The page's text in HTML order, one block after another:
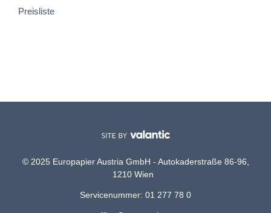
Preisliste
© 2025 Europapier Austria GmbH - Autokaderstraße 86-96,
1210 Wien
Servicenummer: 01 277 78 0